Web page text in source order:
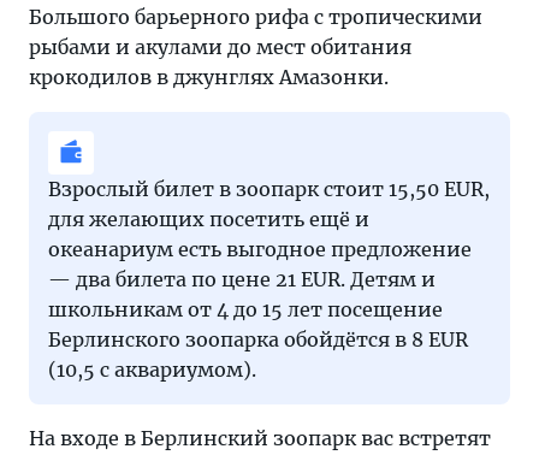
Большого барьерного рифа с тропическими
рыбами и акулами до мест обитания
крокодилов в джунглях Амазонки.
Взрослый билет в зоопарк стоит 15,50 EUR,
для желающих посетить ещё и
океанариум есть выгодное предложение
— два билета по цене 21 EUR. Детям и
школьникам от 4 до 15 лет посещение
Берлинского зоопарка обойдётся в 8 EUR
(10,5 с аквариумом).
На входе в Берлинский зоопарк вас встретят